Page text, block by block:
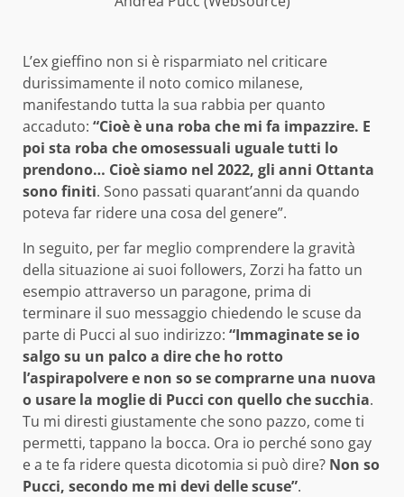
L’ex gieffino non si è risparmiato nel criticare
durissimamente il noto comico milanese,
manifestando tutta la sua rabbia per quanto
accaduto: “Cioè è una roba che mi fa impazzire. E
poi sta roba che omosessuali uguale tutti lo
prendono… Cioè siamo nel 2022, gli anni Ottanta
sono finiti. Sono passati quarant’anni da quando
poteva far ridere una cosa del genere”.
In seguito, per far meglio comprendere la gravità
della situazione ai suoi followers, Zorzi ha fatto un
esempio attraverso un paragone, prima di
terminare il suo messaggio chiedendo le scuse da
parte di Pucci al suo indirizzo: “Immaginate se io
salgo su un palco a dire che ho rotto
l’aspirapolvere e non so se comprarne una nuova
o usare la moglie di Pucci con quello che succhia.
Tu mi diresti giustamente che sono pazzo, come ti
permetti, tappano la bocca. Ora io perché sono gay
e a te fa ridere questa dicotomia si può dire? Non so
Pucci, secondo me mi devi delle scuse”.